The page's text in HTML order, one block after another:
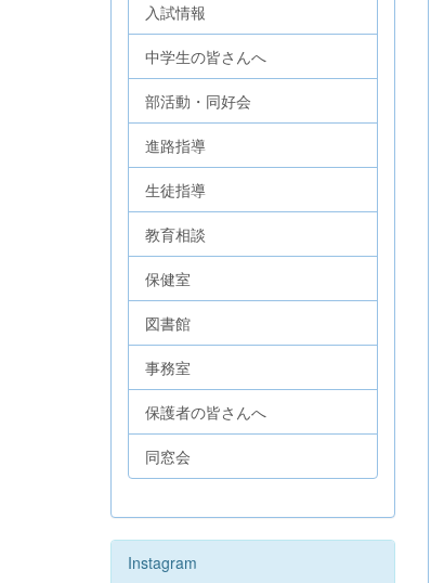
入試情報
中学生の皆さんへ
部活動・同好会
進路指導
生徒指導
教育相談
保健室
図書館
事務室
保護者の皆さんへ
同窓会
Instagram